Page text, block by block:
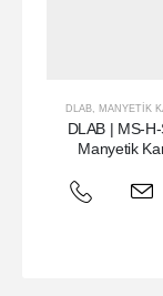
DLAB, MANYETIK
DLAB | MS-H-
Manyetik